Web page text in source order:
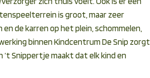
is groot, maar zeer
de karren op het plein, schommelen,
binnen Kindcentrum De Snip zorgt
‘t Snippertje maakt dat elk kind en